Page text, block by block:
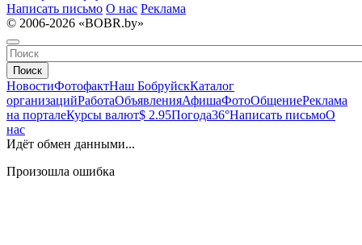
Написать письмо О нас Реклама
© 2006-2026 «BOBR.by»
Поиск
НовостиФотофактНаш БобруйскКаталог
организацийРаботаОбъявленияАфишаФотоОбщениеРеклама
на порталеКурсы валют$ 2.95Погода36°Написать письмоО
нас
Идёт обмен данными...
Произошла ошибка